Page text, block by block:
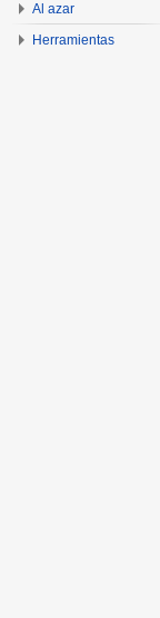
Al azar
Herramientas